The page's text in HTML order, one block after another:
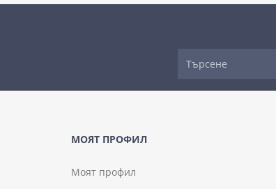
МОЯТ ПРОФИЛ
Моят профил